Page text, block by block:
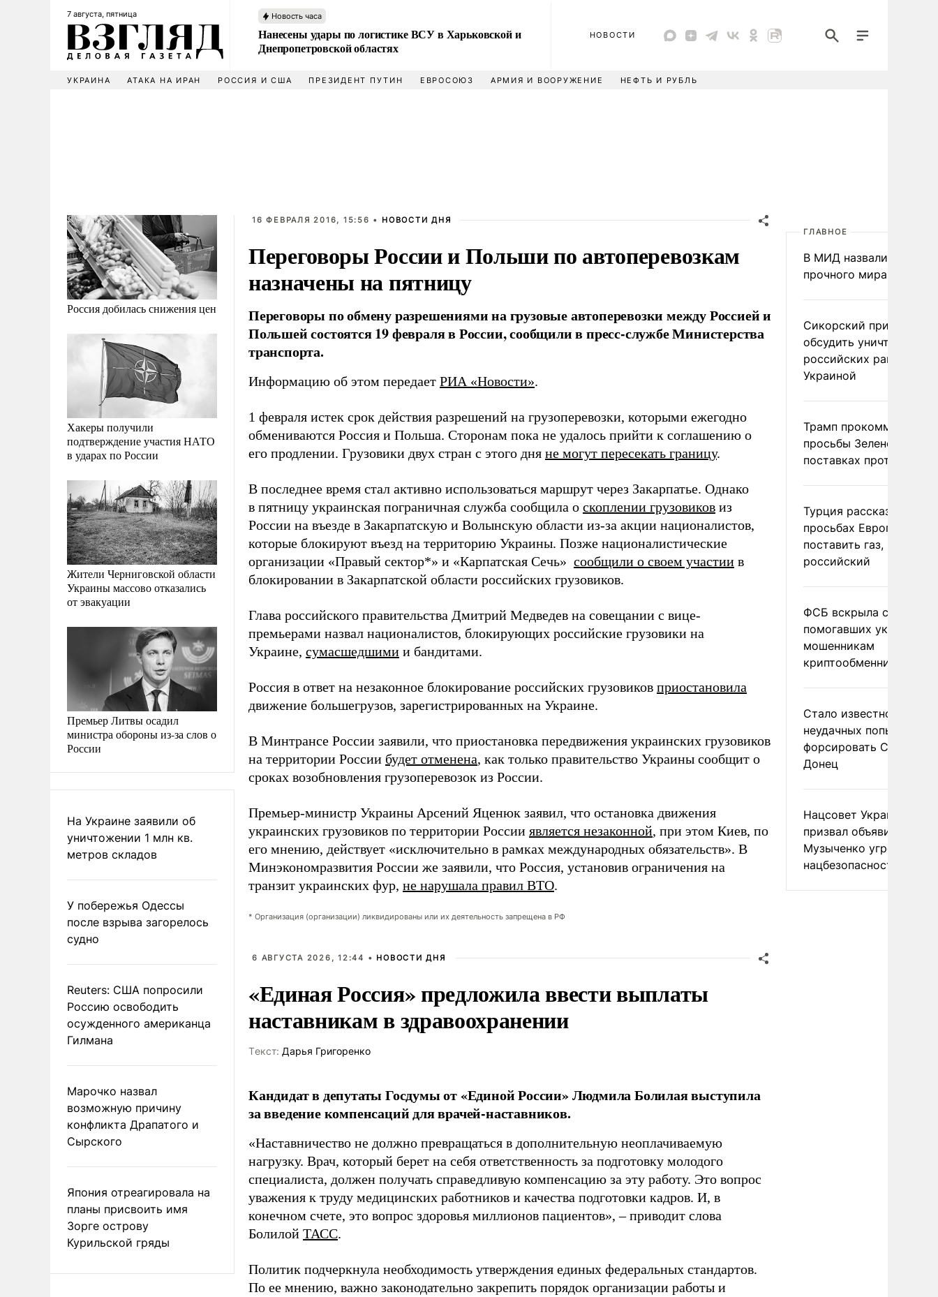
7 августа, пятница Новость часа
Нанесены удары по логистике ВСУ в Харьковской и
Днепропетровской областях
НОВОСТИ
УКРАИНА АТАКА НА ИРАН РОССИЯ И США ПРЕЗИДЕНТ ПУТИН ЕВРОСОЮЗ АРМИЯ И ВООРУЖЕНИЕ НЕФТЬ И РУБЛЬ
Россия добилась снижения цен
Хакеры получили
подтверждение участия НАТО
в ударах по России
Жители Черниговской области
Украины массово отказались
от эвакуации
Премьер Литвы осадил
министра обороны из-за слов о
России
На Украине заявили об
уничтожении 1 млн кв.
метров складов
У побережья Одессы
после взрыва загорелось
судно
Reuters: США попросили
Россию освободить
осужденного американца
Гилмана
Марочко назвал
возможную причину
конфликта Драпатого и
Сырского
Япония отреагировала на
планы присвоить имя
Зорге острову
Курильской гряды
16 ФЕВРАЛЯ 2016, 15:56 • НОВОСТИ ДНЯ
Переговоры России и Польши по автоперевозкам
назначены на пятницу
Переговоры по обмену разрешениями на грузовые автоперевозки между Россией и
Польшей состоятся 19 февраля в России, сообщили в пресс-службе Министерства
транспорта.
Информацию об этом передает РИА «Новости».
1 февраля истек срок действия разрешений на грузоперевозки, которыми ежегодно
обмениваются Россия и Польша. Сторонам пока не удалось прийти к соглашению о
его продлении. Грузовики двух стран с этого дня не могут пересекать границу.
В последнее время стал активно использоваться маршрут через Закарпатье. Однако
в пятницу украинская пограничная служба сообщила о скоплении грузовиков из
России на въезде в Закарпатскую и Волынскую области из-за акции националистов,
которые блокируют въезд на территорию Украины. Позже националистические
организации «Правый сектор*» и «Карпатская Сечь» сообщили о своем участии в
блокировании в Закарпатской области российских грузовиков.
Глава российского правительства Дмитрий Медведев на совещании с вице-
премьерами назвал националистов, блокирующих российские грузовики на
Украине, сумасшедшими и бандитами.
Россия в ответ на незаконное блокирование российских грузовиков приостановила
движение большегрузов, зарегистрированных на Украине.
В Минтрансе России заявили, что приостановка передвижения украинских грузовиков
на территории России будет отменена, как только правительство Украины сообщит о
сроках возобновления грузоперевозок из России.
Премьер-министр Украины Арсений Яценюк заявил, что остановка движения
украинских грузовиков по территории России является незаконной, при этом Киев, по
его мнению, действует «исключительно в рамках международных обязательств». В
Минэкономразвития России же заявили, что Россия, установив ограничения на
транзит украинских фур, не нарушала правил ВТО.
* Организация (организации) ликвидированы или их деятельность запрещена в РФ
6 АВГУСТА 2026, 12:44 • НОВОСТИ ДНЯ
«Единая Россия» предложила ввести выплаты
наставникам в здравоохранении
Tекст: Дарья Григоренко
Кандидат в депутаты Госдумы от «Единой России» Людмила Болилая выступила
за введение компенсаций для врачей-наставников.
«Наставничество не должно превращаться в дополнительную неоплачиваемую
нагрузку. Врач, который берет на себя ответственность за подготовку молодого
специалиста, должен получать справедливую компенсацию за эту работу. Это вопрос
уважения к труду медицинских работников и качества подготовки кадров. И, в
конечном счете, это вопрос здоровья миллионов пациентов», – приводит слова
Болилой ТАСС.
Политик подчеркнула необходимость утверждения единых федеральных стандартов.
По ее мнению, важно законодательно закрепить порядок организации работы и
ГЛАВНОЕ
В МИД назвали условия
прочного мира на
Сикорский призвал
обсудить уничтожение
российских ракет над
Украиной
Трамп
просьбы Зеленского о
поставках
Турция рассказала о
просьбах Европы
поставить газ, но не
российский
ФСБ вскрыла сеть
помогавших
мошенникам
криптообменников
Стало известно о
неудачных попытках
форсировать
Донец
Нацсовет Украины по
призвал объявить
Музыченко угрозой
нацбезопасности